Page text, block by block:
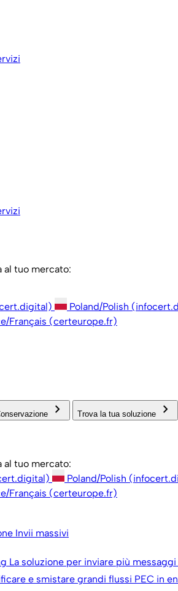
al tuo mercato:
Poland/Polish
Français (certeurope.fr)
keyboard_arrow_right Trova la tua soluzione keyboard_arrow_right
al tuo mercato:
Poland/Polish
Français (certeurope.fr)
Invii massivi
La soluzione per inviare più
e smistare grandi flussi PEC in